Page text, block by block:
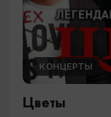
КОНЦЕРТЫ
Цветы